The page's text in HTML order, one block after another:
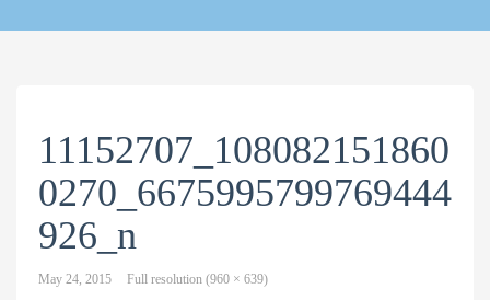
11152707_108082151860
0270_6675995799769444
926_n
May 24, 2015 Full resolution (960 × 639)